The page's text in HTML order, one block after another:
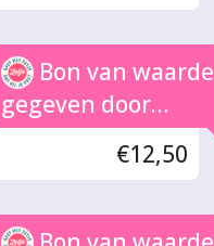
Bon van waarde
gegeven door
Oostenenk
€12,50